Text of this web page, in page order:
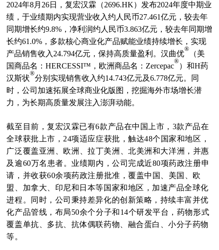
2024年8月26日，复宏汉霖（2696.HK）发布2024年度中期业
绩，于业绩期内实现营业收入约人民币27.461亿元，较去年
同期增长约9.8%，净利润约人民币3.863亿元，较去年同期增
长约61.0%，多款核心商业化产品赋能业绩持续增长，实现
产品销售收入24.794亿元，保持高质量盈利。汉曲优
®
（美
国商品名：HERCESSI™，欧洲商品名：Zercepac
®
）和H药
汉斯状
®
分别实现销售收入约14.743亿元及6.778亿元。同
时，公司加速拓展全球商业化版图，挖掘海外市场增长潜
力，为长期高质量发展注入澎湃动能。
截至目前，复宏汉霖已有6款产品在中国上市，3款产品在
全球获批上市，24项适应症获批，触达48个国家和地区，
广泛覆盖亚洲、欧洲、拉丁美洲、北美洲 和大洋洲， 并惠
及逾60万名患者。业绩期内，公司完成近80项药政注册申
请，并收获60余项药政注册批准，覆盖中国、美国、欧
盟、加拿大、印尼和日本等国家和地区，加速产品全球化
进程。同时，公司秉持差异化的创新策略，持续丰富并优
化产品管线，布局50余个分子和14个研发平台，药物形式
覆盖单抗、多抗、抗体偶联药物、融合蛋白、小分子药物
等。